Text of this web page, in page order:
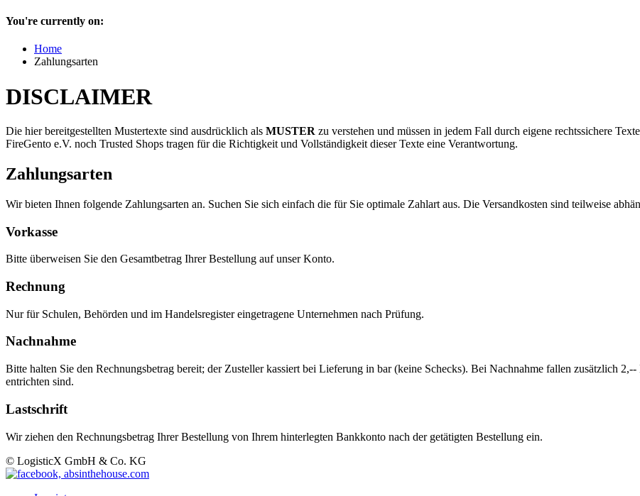
You're currently on:
Home
Zahlungsarten
DISCLAIMER
Die hier bereitgestellten Mustertexte sind ausdrücklich als MUSTER zu verstehen und müssen in jedem Fall durch eigene rechtssichere
FireGento e.V. noch Trusted Shops tragen für die Richtigkeit und Vollständigkeit dieser Texte eine Verantwortung.
Zahlungsarten
Wir bieten Ihnen folgende Zahlungsarten an. Suchen Sie sich einfach die für Sie optimale Zahlart aus. Die Versandkosten sind teilweise
Vorkasse
Bitte überweisen Sie den Gesamtbetrag Ihrer Bestellung auf unser Konto.
Rechnung
Nur für Schulen, Behörden und im Handelsregister eingetragene Unternehmen nach Prüfung.
Nachnahme
Bitte halten Sie den Rechnungsbetrag bereit; der Zusteller kassiert bei Lieferung in bar (keine Schecks). Bei Nachnahme fallen zusätzlich
entrichten sind.
Lastschrift
Wir ziehen den Rechnungsbetrag Ihrer Bestellung von Ihrem hinterlegten Bankkonto nach der getätigten Bestellung ein.
© LogisticX GmbH & Co. KG